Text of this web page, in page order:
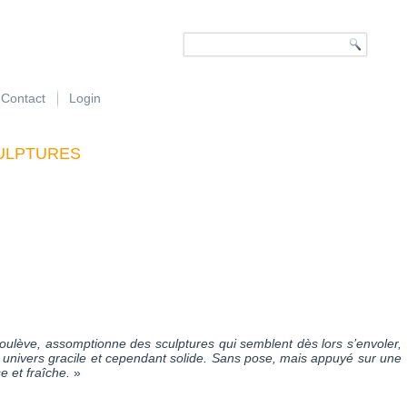
Contact Login
assomptionne des sculptures qui semblent dès lors s’envoler,
gracile et cependant solide. Sans pose, mais appuyé sur une
et fraîche. »